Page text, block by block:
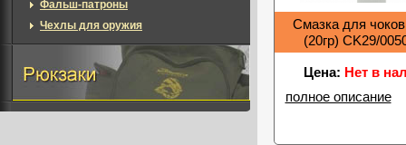
Смазка для
(20гр) CK29/
Цена: Нет в
полное описание
Фальш-патроны
Чехлы для оружия